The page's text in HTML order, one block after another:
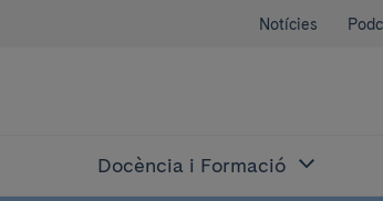
Notícies
Docència i Formació